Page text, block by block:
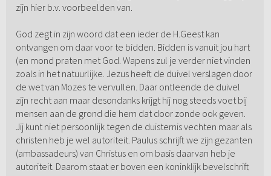
zijn hier b.v. voorbeelden van.
God zegt in zijn woord dat een ieder de H.Geest kan
ontvangen om daar voor te bidden. Bidden is vanuit jou hart
(en mond praten met God. Wapens zul je verder niet vinden
zoals in het natuurlijke. Jezus heeft de duivel verslagen door
de wet van Mozes te vervullen. Daar ontleende de duivel
zijn recht aan maar desondanks krijgt hij nog steeds voet bij
mensen aan de grond die hem dat door zonde ook geven.
Jij kunt niet persoonlijk tegen de duisternis vechten maar als
christen heb je wel autoriteit. Paulus schrijft we zijn gezanten
(ambassadeurs) van Christus en om basis daarvan heb je
autoriteit. Daarom staat er boven een koninklijk bevelschrift